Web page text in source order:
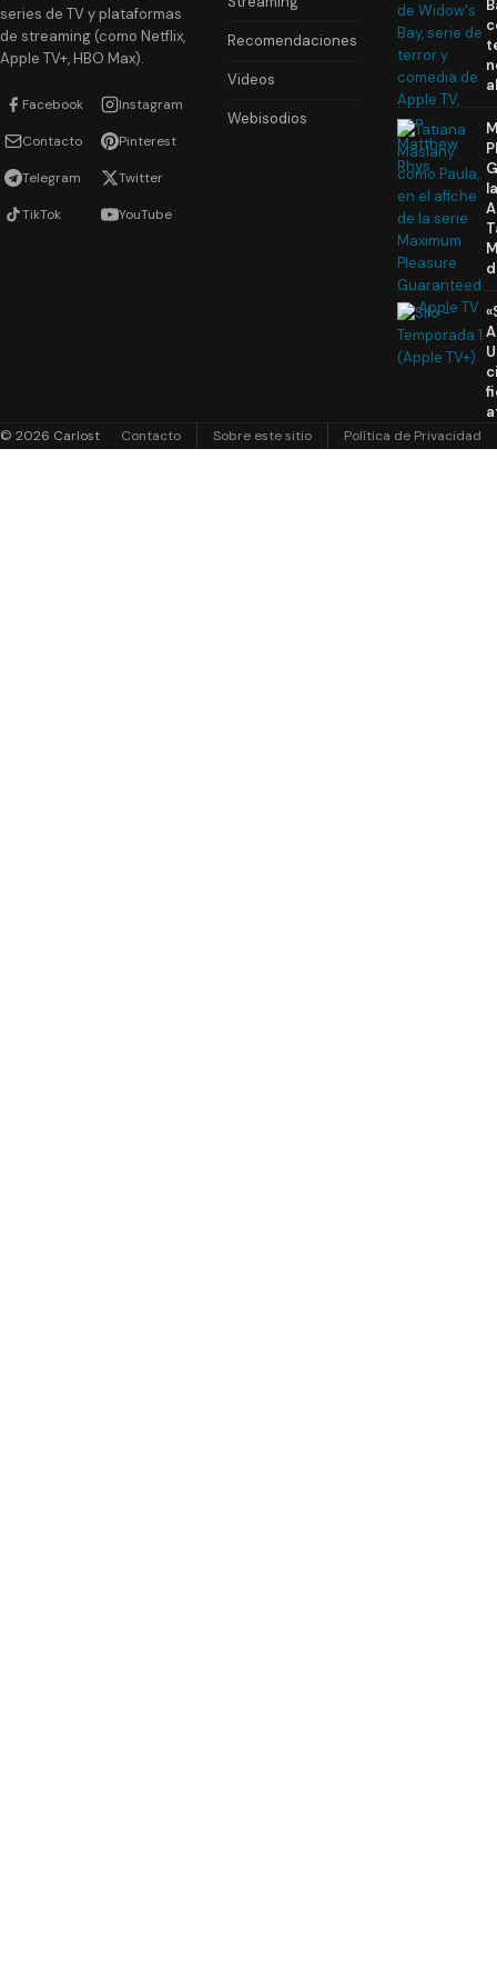
series de TV y plataformas
de streaming (como Netflix,
Apple TV+, HBO Max).
Facebook Instagram
Contacto Pinterest
Telegram Twitter
TikTok YouTube
Recomendaciones
Videos
Webisodios
© 2026 Carlost Contacto Sobre este sitio Política de Privacidad